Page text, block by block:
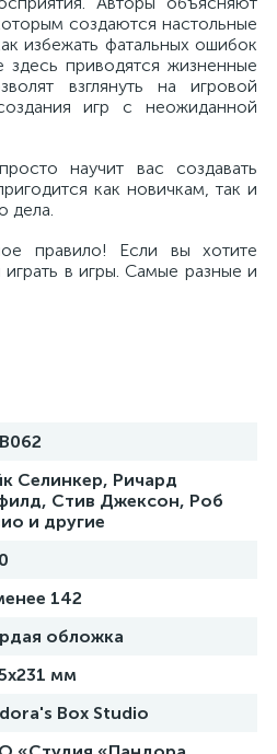
создаются настольные
избежать фатальных ошибок
здесь приводятся жизненные
взглянуть на игровой
игр с неожиданной
научит вас создавать
как новичкам, так и
дела.
правило! Если вы хотите
в игры. Самые разные и
Селинкер, Ричард
Стив Джексон, Роб
и другие
142
обложка
мм
Box Studio